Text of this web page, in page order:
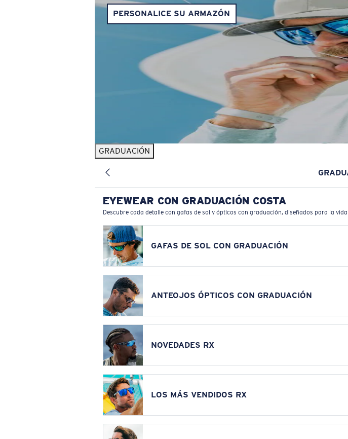
PERSONALICE SU ARMAZÓN
GRADUACIÓN
EYEWEAR CON GRADUACIÓN COSTA
Descubre cada detalle con gafas de sol y ópticos con graduación, diseñados para la
GAFAS DE SOL CON GRADUACIÓN
ANTEOJOS ÓPTICOS CON GRADUACIÓN
NOVEDADES RX
LOS MÁS VENDIDOS RX